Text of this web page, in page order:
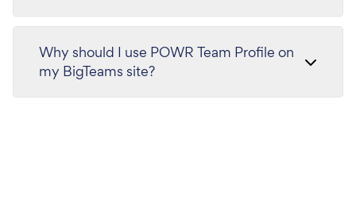
Why should I use POWR Team Profile on
my BigTeams site?